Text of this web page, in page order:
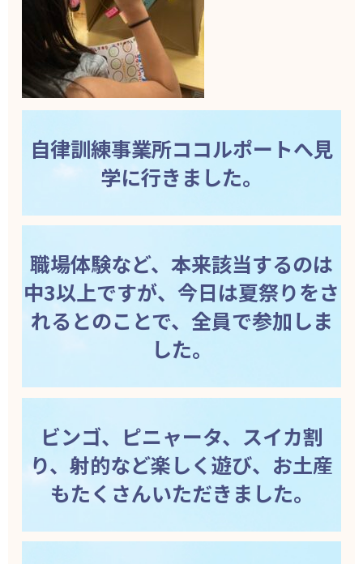
自律訓練事業所ココルポートへ見
学に行きました。
職場体験など、本来該当するのは
中3以上ですが、今日は夏祭りをさ
れるとのことで、全員で参加しま
した。
ビンゴ、ピニャータ、スイカ割
り、射的など楽しく遊び、お土産
もたくさんいただきました。